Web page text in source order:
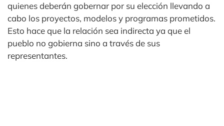
quienes deberán gobernar por su elección llevando a
cabo los proyectos, modelos y programas prometidos.
Esto hace que la relación sea indirecta ya que el
pueblo no gobierna sino a través de sus
representantes.